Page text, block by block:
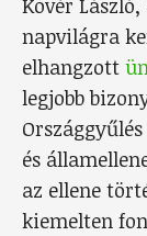
Kövér
napvilágra
elhangzott
legjobb
és
az ellene
kiemelten